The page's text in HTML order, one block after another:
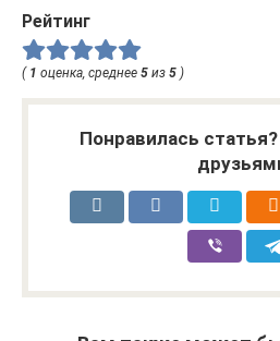
Рейтинг
( 1 оценка, среднее 5 из 5 )
Понравилась